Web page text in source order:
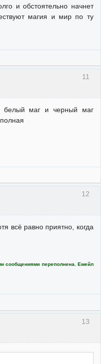
и обстоятельно начнет
магия и мир по ту
11
белый маг и черный маг
12
всё равно приятно, когда
сообщениями переполнена. Емейл
13